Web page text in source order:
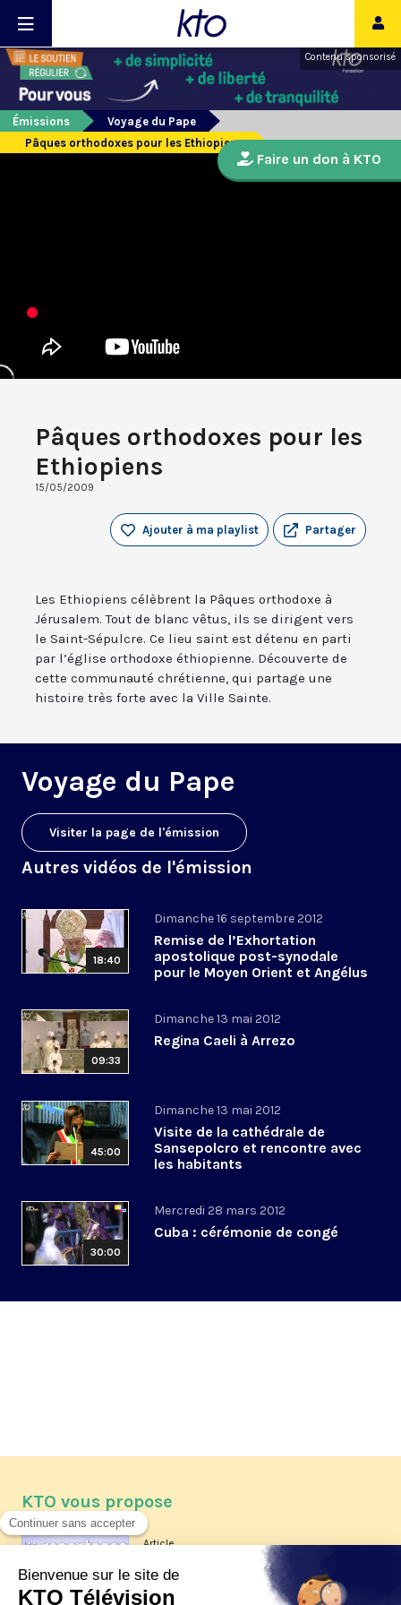
Contenu sponsorisé
Émissions
Voyage du Pape
Pâques orthodoxes pour les Ethiopiens
Pâques orthodoxes pour les
Ethiopiens
15/05/2009
Partager
Ajouter à ma playlist
Les Ethiopiens célèbrent la Pâques orthodoxe à
Jérusalem. Tout de blanc vêtus, ils se dirigent vers
le Saint-Sépulcre. Ce lieu saint est détenu en parti
par l’église orthodoxe éthiopienne. Découverte de
cette communauté chrétienne, qui partage une
histoire très forte avec la Ville Sainte.
Voyage du Pape
Visiter la page de l'émission
Autres vidéos de l'émission
18:40
Dimanche 16 septembre 2012
Remise de l’Exhortation
apostolique post-synodale
pour le Moyen Orient et Angélus
09:33
Dimanche 13 mai 2012
Regina Caeli à Arrezo
45:00
Dimanche 13 mai 2012
Visite de la cathédrale de
Sansepolcro et rencontre avec
les habitants
30:00
Mercredi 28 mars 2012
Cuba : cérémonie de congé
Faire un don à KTO
KTO vous propose
Article
Les reportages d'été 2026 de KTO